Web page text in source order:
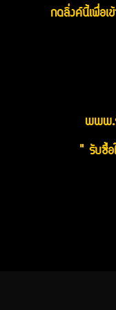
กดลิ่งค์นี้เพื่อ
" รับซื้